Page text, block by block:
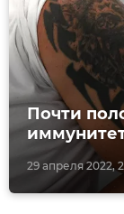
29 апреля 2022,
Почти